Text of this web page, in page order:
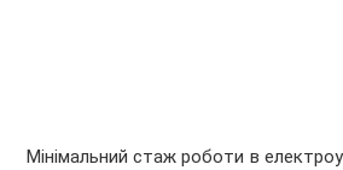
Мінімальний стаж роботи в